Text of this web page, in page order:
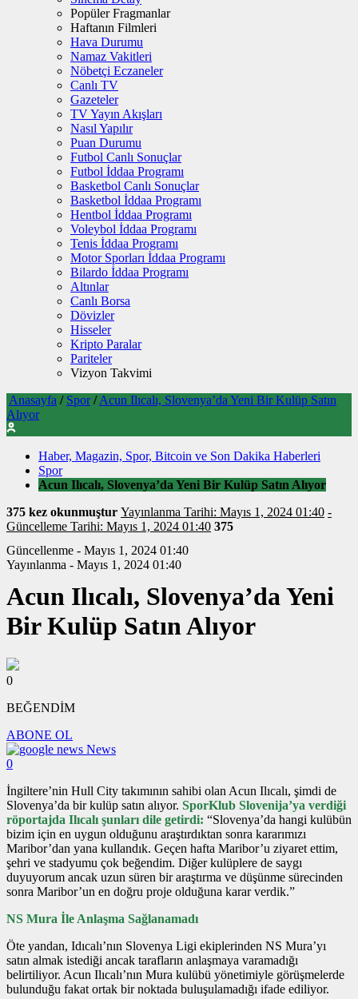
Popüler Fragmanlar
Haftanın Filmleri
Hava Durumu
Namaz Vakitleri
Nöbetçi Eczaneler
Canlı TV
Gazeteler
TV Yayın Akışları
Nasıl Yapılır
Puan Durumu
Futbol Canlı Sonuçlar
Futbol İddaa Programı
Basketbol Canlı Sonuçlar
Basketbol İddaa Programı
Hentbol İddaa Programı
Voleybol İddaa Programı
Tenis İddaa Programı
Motor Sporları İddaa Programı
Bilardo İddaa Programı
Altınlar
Canlı Borsa
Dövizler
Hisseler
Kripto Paralar
Pariteler
Vizyon Takvimi
Anasayfa / Spor / Acun Ilıcalı, Slovenya’da Yeni Bir Kulüp Satın
Alıyor
Haber, Magazin, Spor, Bitcoin ve Son Dakika Haberleri
Spor
Acun Ilıcalı, Slovenya’da Yeni Bir Kulüp Satın Alıyor
375 kez okunmuştur Yayınlanma Tarihi: Mayıs 1, 2024 01:40 -
Güncelleme Tarihi: Mayıs 1, 2024 01:40 375
Güncellenme - Mayıs 1, 2024 01:40
Yayınlanma - Mayıs 1, 2024 01:40
Acun Ilıcalı, Slovenya’da Yeni
Bir Kulüp Satın Alıyor
0
BEĞENDİM
ABONE OL
News
0
İngiltere’nin Hull City takımının sahibi olan Acun Ilıcalı, şimdi de
Slovenya’da bir kulüp satın alıyor. SporKlub Slovenija’ya verdiği
röportajda Ilıcalı şunları dile getirdi: “Slovenya’da hangi kulübün
bizim için en uygun olduğunu araştırdıktan sonra kararımızı
Maribor’dan yana kullandık. Geçen hafta Maribor’u ziyaret ettim,
şehri ve stadyumu çok beğendim. Diğer kulüplere de saygı
duyuyorum ancak uzun süren bir araştırma ve düşünme sürecinden
sonra Maribor’un en doğru proje olduğuna karar verdik.”
NS Mura İle Anlaşma Sağlanamadı
Öte yandan, Idıcalı’nın Slovenya Ligi ekiplerinden NS Mura’yı
satın almak istediği ancak tarafların anlaşmaya varamadığı
belirtiliyor. Acun Ilıcalı’nın Mura kulübü yönetimiyle görüşmelerde
bulunduğu fakat ortak bir noktada buluşulamadığı ifade ediliyor.